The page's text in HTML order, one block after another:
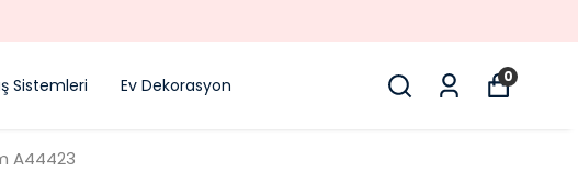
Sistemleri Ev Dekorasyon 0
A44423